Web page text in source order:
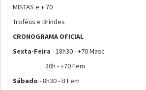
MISTAS e + 70
Troféus e Brindes
CRONOGRAMA OFICIAL
Sexta-Feira - 18h30 - +70 Masc
20h - +70 Fem
Sábado - 8h30 - B Fem